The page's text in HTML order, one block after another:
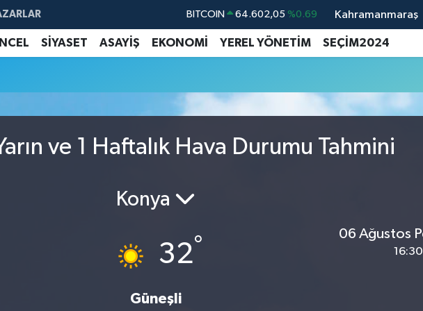
BITCOIN 64.602,05 %0.69
DOLAR 47,6006 %0.06
GRAM ALTIN 6513.94 %0.32
BİST100
Kahramanmaraş
SİYASET ASAYİŞ EKONOMİ YEREL YÖNETİM SEÇİM2024
ve 1 Haftalık Hava Durumu Tahmini
Konya
32°
Güneşli
06 Ağustos
16:30